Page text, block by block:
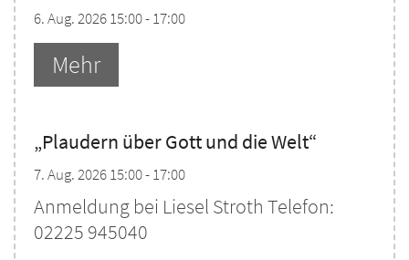
6. Aug. 2026 15:00 - 17:00
Mehr
„Plaudern über Gott und die Welt“
7. Aug. 2026 15:00 - 17:00
Anmeldung bei Liesel Stroth Telefon:
02225 945040